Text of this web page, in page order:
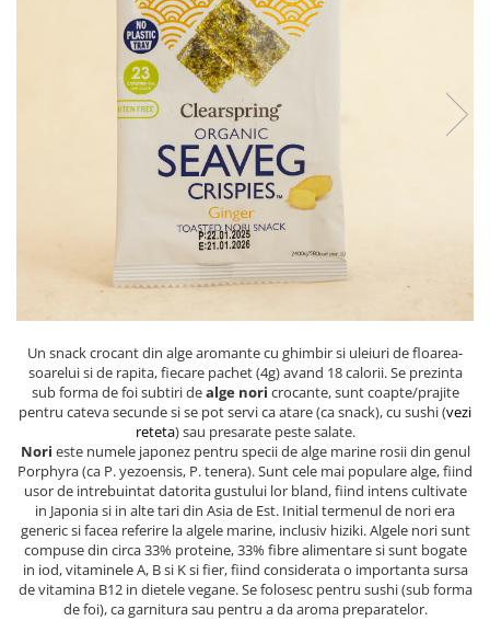
OREZ ȘI CEREALE
CREME ȘI PASTE TARTINABILE
CONDIMENTE
CEAIURI GRECEȘTI
CIOCOLATĂ ȘI CACAO
COSMETICE
REMEDII NATURISTE
TOATE PRODUSELE
Un snack crocant din alge aromante cu ghimbir si uleiuri de floarea-
soarelui si de rapita, fiecare pachet (4g) avand 18 calorii. Se prezinta
sub forma de foi subtiri dealge nori crocante, sunt coapte/prajite
pentru cateva secunde si se pot servi ca atare (ca snack), cu sushi (vezi
reteta) sau presarate peste salate.
Nori este numele japonez pentru specii de alge marine rosii din genul
Porphyra (ca P. yezoensis, P. tenera). Sunt cele mai populare alge, fiind
usor de intrebuintat datorita gustului lor bland, fiind intens cultivate
in Japonia si in alte tari din Asia de Est. Initial termenul de nori era
generic si facea referire la algele marine, inclusiv hiziki. Algele nori sunt
compuse din circa 33% proteine, 33% fibre alimentare si sunt bogate
in iod, vitaminele A, B si K si fier, fiind considerata o importanta sursa
de vitamina B12 in dietele vegane. Se folosesc pentru sushi (sub forma
de foi), ca garnitura sau pentru a da aroma preparatelor.